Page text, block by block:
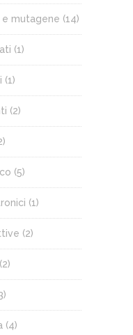
mutagene (14)
(1)
(1)
(2)
(5)
(1)
(2)
(2)
(4)